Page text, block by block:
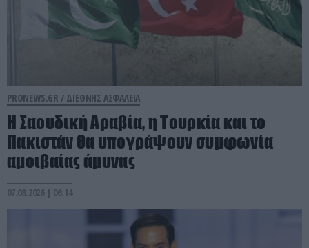
PRONEWS.GR / ΔΙΕΘΝΗΣ ΑΣΦΑΛΕΙΑ
Η Σαουδική Αραβία, η Τουρκία και το
Πακιστάν θα υπογράψουν συμφωνία
αμοιβαίας άμυνας
07.08.2026 | 06:14